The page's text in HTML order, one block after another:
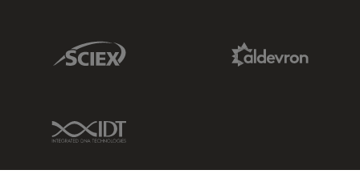
Sciex Link
IDT Link